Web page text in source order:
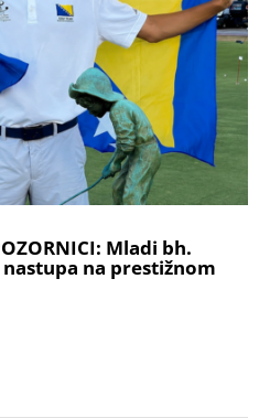
Mladi bh.
na prestižnom